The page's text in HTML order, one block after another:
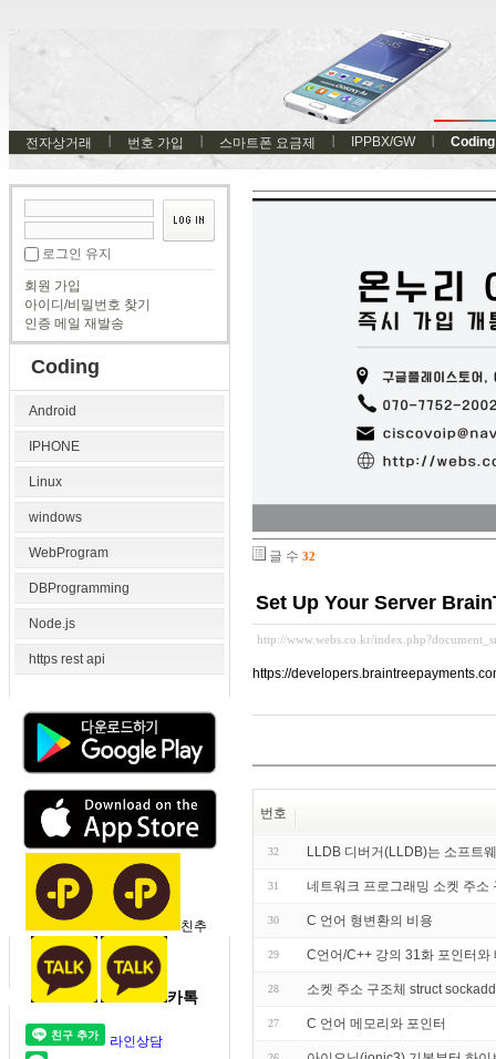
전자상거래 번호 가입 스마트폰 요금제 IPPBX/GW Coding
로그인 유지
회원 가입
아이디/비밀번호 찾기
인증 메일 재발송
Coding
Android
IPHONE
Linux
windows
WebProgram
DBProgramming
Node.js
https rest api
친추
카톡
라인상담
글 수 32
Set Up Your Server
http://www.webs.co.kr/
https://
번호
32 LLDB 디버거(LLDB)는 소프트
31 네트워크 프로그래밍 소켓 주소
30 C 언어 형변환의 비용
29 C언어/C++ 강의 31화 포인터
28 소켓 주소 구조체 struct
27 C 언어 메모리와 포인터